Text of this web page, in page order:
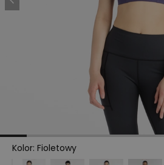
Kolor: Fioletowy